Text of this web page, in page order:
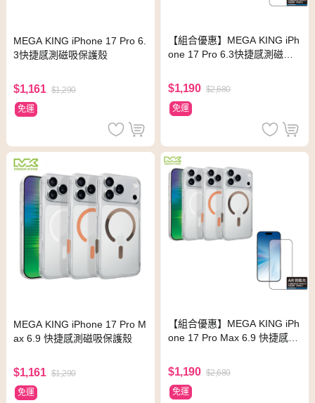
MEGA KING iPhone 17 Pro 6.
3快捷感測磁吸保護殼
$1,161 $1,290
免運
【組合優惠】MEGA KING iPh
one 17 Pro 6.3快捷感測磁吸
$1,190 $2,680
免運
MEGA KING iPhone 17 Pro M
ax 6.9 快捷感測磁吸保護殼
$1,161 $1,290
免運
【組合優惠】MEGA KING iPh
one 17 Pro Max 6.9 快捷感測
$1,190 $2,680
免運